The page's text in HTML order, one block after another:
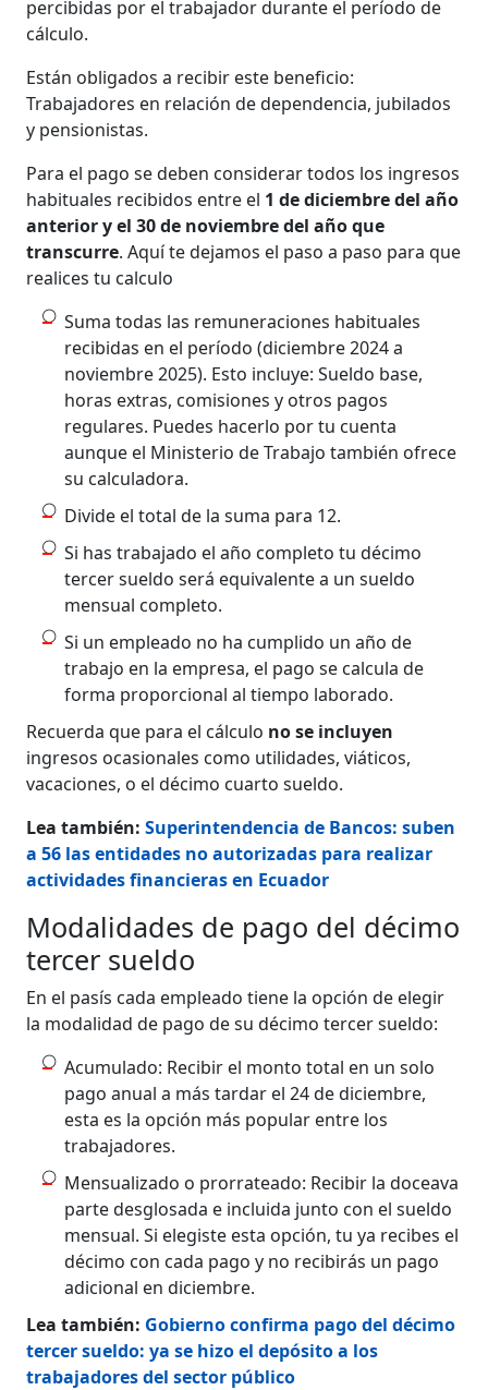
percibidas por el trabajador durante el período de
cálculo.
Están obligados a recibir este beneficio:
Trabajadores en relación de dependencia, jubilados
y pensionistas.
Para el pago se deben considerar todos los ingresos
habituales recibidos entre el 1 de diciembre del año
anterior y el 30 de noviembre del año que
transcurre. Aquí te dejamos el paso a paso para que
realices tu calculo
Suma todas las remuneraciones habituales
recibidas en el período (diciembre 2024 a
noviembre 2025). Esto incluye: Sueldo base,
horas extras, comisiones y otros pagos
regulares. Puedes hacerlo por tu cuenta
aunque el Ministerio de Trabajo también ofrece
su calculadora.
Divide el total de la suma para 12.
Si has trabajado el año completo tu décimo
tercer sueldo será equivalente a un sueldo
mensual completo.
Si un empleado no ha cumplido un año de
trabajo en la empresa, el pago se calcula de
forma proporcional al tiempo laborado.
Recuerda que para el cálculo no se incluyen
ingresos ocasionales como utilidades, viáticos,
vacaciones, o el décimo cuarto sueldo.
Lea también: Superintendencia de Bancos: suben
a 56 las entidades no autorizadas para realizar
actividades financieras en Ecuador
Modalidades de pago del décimo
tercer sueldo
En el pasís cada empleado tiene la opción de elegir
la modalidad de pago de su décimo tercer sueldo:
Acumulado: Recibir el monto total en un solo
pago anual a más tardar el 24 de diciembre,
esta es la opción más popular entre los
trabajadores.
Mensualizado o prorrateado: Recibir la doceava
parte desglosada e incluida junto con el sueldo
mensual. Si elegiste esta opción, tu ya recibes el
décimo con cada pago y no recibirás un pago
adicional en diciembre.
Lea también: Gobierno confirma pago del décimo
tercer sueldo: ya se hizo el depósito a los
trabajadores del sector público